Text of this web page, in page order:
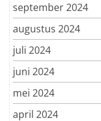
september 2024
augustus 2024
juli 2024
juni 2024
mei 2024
april 2024